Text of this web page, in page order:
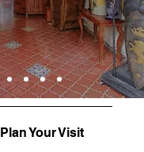
Plan Your Visit